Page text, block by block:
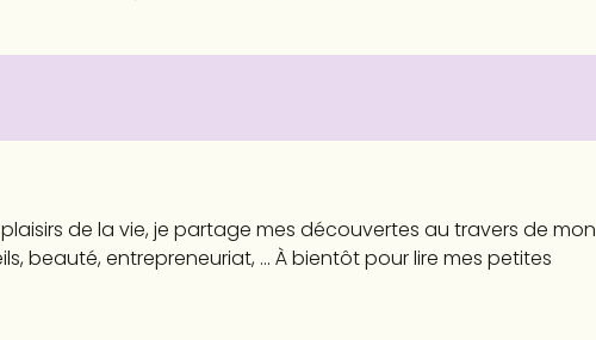
de la vie, je partage mes découvertes au travers de mon
beauté, entrepreneuriat, ... À bientôt pour lire mes petites